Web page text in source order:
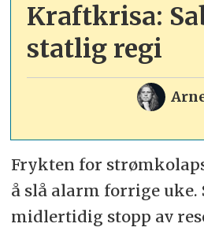
Kraftkrisa:
statlig regi
Frykten for
å slå alarm forrige uke.
midlertidig stopp av